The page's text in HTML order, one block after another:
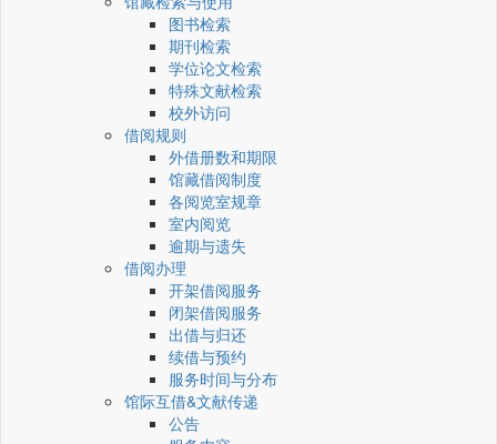
图书检索
期刊检索
学位论文检索
特殊文献检索
校外访问
借阅规则
外借册数和期限
馆藏借阅制度
各阅览室规章
室内阅览
逾期与遗失
借阅办理
开架借阅服务
闭架借阅服务
出借与归还
续借与预约
服务时间与分布
馆际互借&文献传递
公告